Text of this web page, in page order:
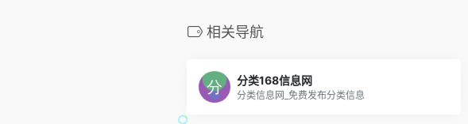
相关导航
分类168信息网
分类信息网_免费发布分类信息